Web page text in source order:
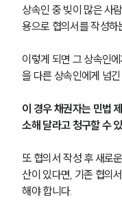
상속인 중 빚이 많은 사
용으로 협의서를 작성하
이렇게 되면 그 상속인
을 다른 상속인에게 넘
이 경우 채권자는 민법
소해 달라고 청구할 수
또 협의서 작성 후 새로
산이 있다면, 기존 협의
해야 합니다.